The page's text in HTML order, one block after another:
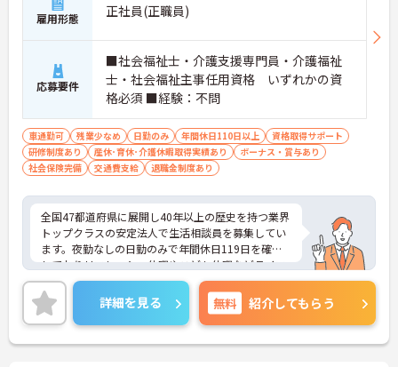
雇用形態 正社員(正職員)
応募要件
■社会福祉士・介護支援専門員・介護福祉
士・社会福祉主事任用資格 いずれかの資
格必須 ■経験：不問
車通勤可 残業少なめ 日勤のみ 年間休日110日以上
資格取得サポート
研修制度あり
産休･育休･介護休暇取得実績あり
ボーナス・賞与あり
社会保険完備
交通費支給 退職金制度あり
全国47都道府県に展開し40年以上の歴史を持つ業界
トップクラスの安定法人で生活相談員を募集してい
ます。夜勤なしの日勤のみで年間休日119日を確保
しておりリフレッシュ休暇やこども休暇などライフ
ステージに合わせた働き方が可能です。処遇改善手
当の全額還元や実績最大105万円の賞与に加え配偶
者1万円などの手厚い扶養手当をご用意しています。
独自の福利厚生制度によるお祝い金や宿泊費補助な
どスタッフの生活を支える制度も充実しています。
詳細を見る 無料 紹介してもらう